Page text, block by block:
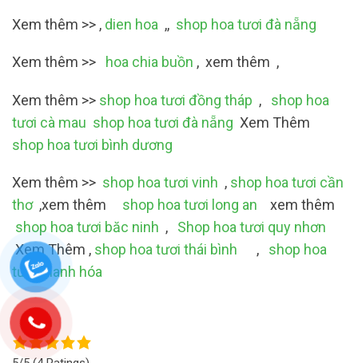
Xem thêm >> , dien hoa ,, shop hoa tươi đà nẵng
Xem thêm >> hoa chia buồn , xem thêm ,
Xem thêm >> shop hoa tươi đồng tháp , shop hoa
tươi cà mau shop hoa tươi đà nẵng Xem Thêm
shop hoa tươi bình dương
Xem thêm >> shop hoa tươi vinh , shop hoa tươi cần
thơ,xem thêm shop hoa tươi long an xem thêm
shop hoa tươi băc ninh ,
Shop hoa tươi quy nhơn
Xem Thêm , shop hoa tươi thái bình ,
shop hoa
tươi thanh hóa